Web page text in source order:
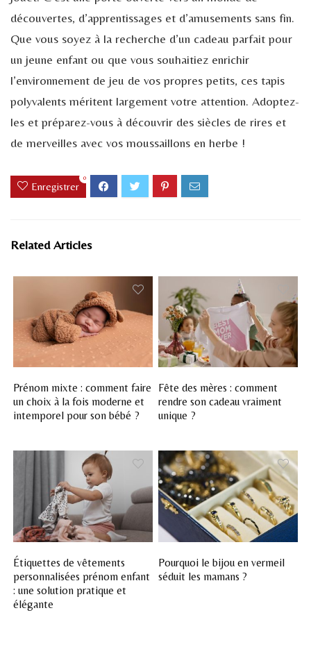
découvertes, d’apprentissages et d’amusements sans fin.
Que vous soyez à la recherche d’un cadeau parfait pour
un jeune enfant ou que vous souhaitiez enrichir
l’environnement de jeu de vos propres petits, ces tapis
polyvalents méritent largement votre attention. Adoptez-
les et préparez-vous à découvrir des siècles de rires et
de merveilles avec vos moussaillons en herbe !
Enregistrer
0
Related Articles
Prénom mixte : comment faire
un choix à la fois moderne et
intemporel pour son bébé ?
Fête des mères : comment
rendre son cadeau vraiment
unique ?
Étiquettes de vêtements
personnalisées prénom enfant
: une solution pratique et
élégante
Pourquoi le bijou en vermeil
séduit les mamans ?